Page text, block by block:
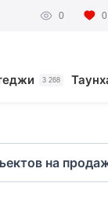
0 0
3 268
на